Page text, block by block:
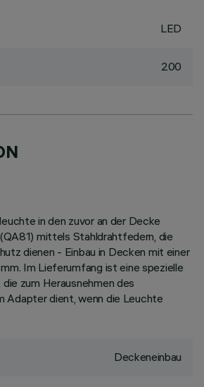
LED
200
in den zuvor an der Decke
mittels Stahldrahtfedern, die
dienen - Einbau in Decken mit einer
Im Lieferumfang ist eine spezielle
zum Herausnehmen des
Adapter dient, wenn die Leuchte
Deckeneinbau